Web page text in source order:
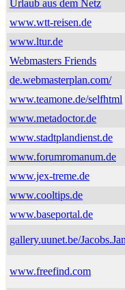
Urlaub aus dem Netz
www.wtt-reisen.de
www.ltur.de
Webmasters Friends
de.webmasterplan.com/
www.teamone.de/selfhtml
www.metadoctor.de
www.stadtplandienst.de
www.forumromanum.de
www.jex-treme.de
www.cooltips.de
www.baseportal.de
gallery.uunet.be/
www.freefind.com